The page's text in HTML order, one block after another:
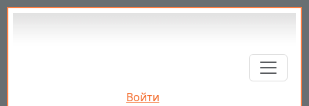
Перейти к основному содержанию
Войти